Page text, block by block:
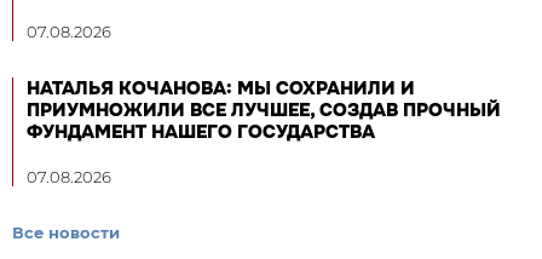
07.08.2026
НАТАЛЬЯ КОЧАНОВА: МЫ СОХРАНИЛИ И
ПРИУМНОЖИЛИ ВСЕ ЛУЧШЕЕ, СОЗДАВ ПРОЧНЫЙ
ФУНДАМЕНТ НАШЕГО ГОСУДАРСТВА
07.08.2026
Все новости